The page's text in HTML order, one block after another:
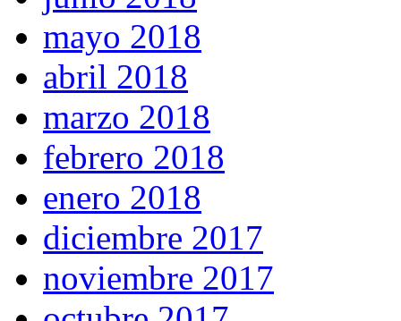
mayo 2018
abril 2018
marzo 2018
febrero 2018
enero 2018
diciembre 2017
noviembre 2017